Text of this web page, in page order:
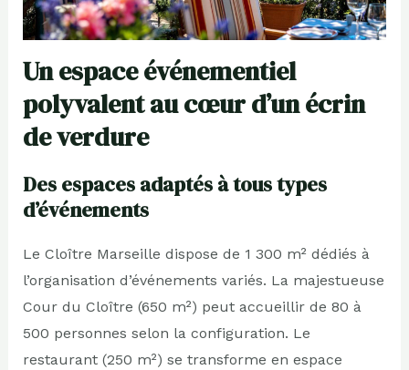
Un espace événementiel
polyvalent au cœur d’un écrin
de verdure
Des espaces adaptés à tous types
d’événements
Le Cloître Marseille dispose de 1 300 m² dédiés à
l’organisation d’événements variés. La majestueuse
Cour du Cloître (650 m²) peut accueillir de 80 à
500 personnes selon la configuration. Le
restaurant (250 m²) se transforme en espace